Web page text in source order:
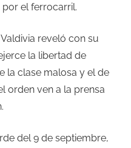
el ferrocarril.
reveló con su
la libertad de
la clase malosa y el de
orden ven a la prensa
del 9 de septiembre,